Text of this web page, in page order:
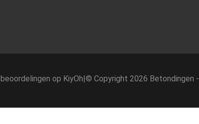
beoordelingen op KiyOh|© Copyright 2026 Betondingen -